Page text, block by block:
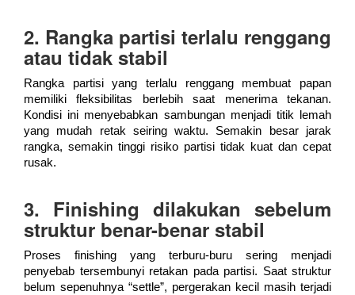
2. Rangka partisi terlalu renggang
atau tidak stabil
Rangka partisi yang terlalu renggang membuat papan
memiliki fleksibilitas berlebih saat menerima tekanan.
Kondisi ini menyebabkan sambungan menjadi titik lemah
yang mudah retak seiring waktu. Semakin besar jarak
rangka, semakin tinggi risiko partisi tidak kuat dan cepat
rusak.
3. Finishing dilakukan sebelum
struktur benar-benar stabil
Proses finishing yang terburu-buru sering menjadi
penyebab tersembunyi retakan pada partisi. Saat struktur
belum sepenuhnya “settle”, pergerakan kecil masih terjadi